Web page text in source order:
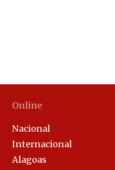
Online
Nacional
Internacional
Alagoas